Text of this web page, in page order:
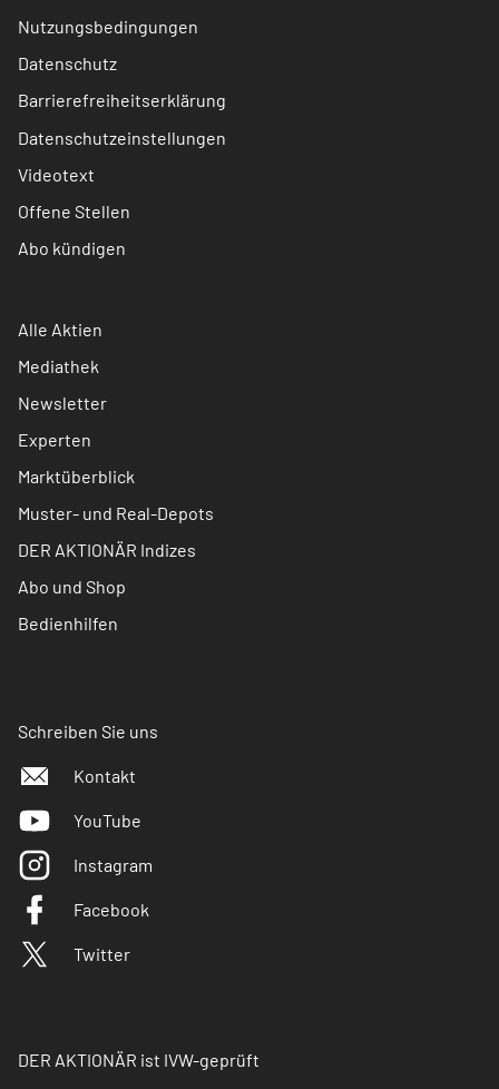
Nutzungsbedingungen
Datenschutz
Barrierefreiheitserklärung
Datenschutzeinstellungen
Videotext
Offene Stellen
Abo kündigen
Alle Aktien
Mediathek
Newsletter
Experten
Marktüberblick
Muster- und Real-Depots
DER AKTIONÄR Indizes
Abo und Shop
Bedienhilfen
Schreiben Sie uns
Kontakt
YouTube
Instagram
Facebook
Twitter
DER AKTIONÄR ist IVW-geprüft